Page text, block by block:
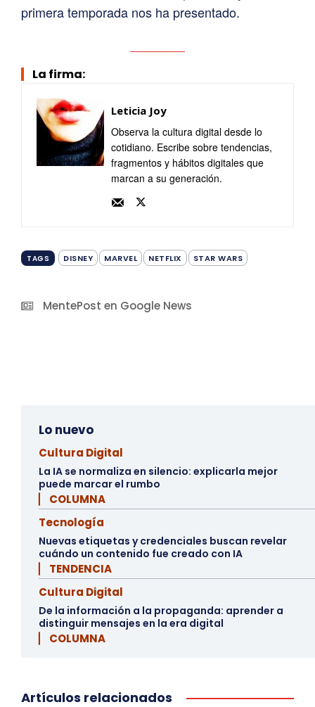
primera temporada nos ha presentado.
La firma:
Leticia Joy
Observa la cultura digital desde lo
cotidiano. Escribe sobre tendencias,
fragmentos y hábitos digitales que
marcan a su generación.
TAGS DISNEY MARVEL NETFLIX STAR WARS
MentePost en Google News
Lo nuevo
Cultura Digital
La IA se normaliza en silencio: explicarla mejor
puede marcar el rumbo
▏ COLUMNA
Tecnología
Nuevas etiquetas y credenciales buscan revelar
cuándo un contenido fue creado con IA
▏ TENDENCIA
Cultura Digital
De la información a la propaganda: aprender a
distinguir mensajes en la era digital
▏ COLUMNA
Artículos relacionados